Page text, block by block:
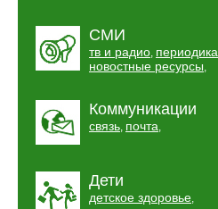
СМИ
тв и радио, периодика
новостные ресурсы,
Коммуникации
связь, почта,
Дети
детское здоровье,